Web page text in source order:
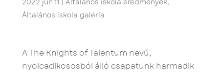
2022 jún 11 Általános iskola eredmények,
Általános iskola galéria
A The Knights of Talentum nevű,
nyolcadikososból álló csapatunk harmadik